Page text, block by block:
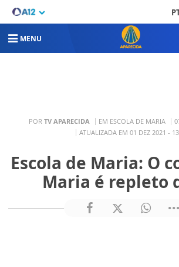
MENU
POR TV APARECIDA EM ESCOLA DE MARIA
ATUALIZADA EM 01 DEZ 2021 -
Escola de Maria: O
Maria é repleto